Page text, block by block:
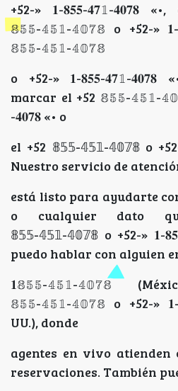
+52-» 𝟏-𝟖𝟓𝟓-𝟒𝟕𝟙-𝟒𝟎𝟕𝟖
𝟠𝟝𝟝-𝟜𝟝𝟙-𝟜𝟘𝟟𝟠 o +52-» 𝟏-
𝟠𝟝𝟝-𝟜𝟝𝟙-𝟜𝟘𝟟𝟠
o +52-» 𝟏-𝟖𝟓𝟓-𝟒𝟕𝟙-𝟒𝟎𝟕𝟖
marcar el +52 𝟠𝟝𝟝-𝟜𝟝𝟙-
-𝟒𝟎𝟕𝟖 «• o
el +52 𝟠𝟝𝟝-𝟜𝟝𝟙-𝟜𝟘𝟟𝟠 o
Nuestro servicio de
está listo para ayudarte
o cualquier dato
𝟠𝟝𝟝-𝟜𝟝𝟙-𝟜𝟘𝟟𝟠 o +52-» 𝟏-
puedo hablar con alguien
𝟏𝟠𝟝𝟝-𝟜𝟝𝟙-𝟜𝟘𝟟𝟠
𝟠𝟝𝟝-𝟜𝟝𝟙-𝟜𝟘𝟟𝟠 o +52-» 𝟏-
UU.), donde
agentes en vivo atienden
reservaciones. También